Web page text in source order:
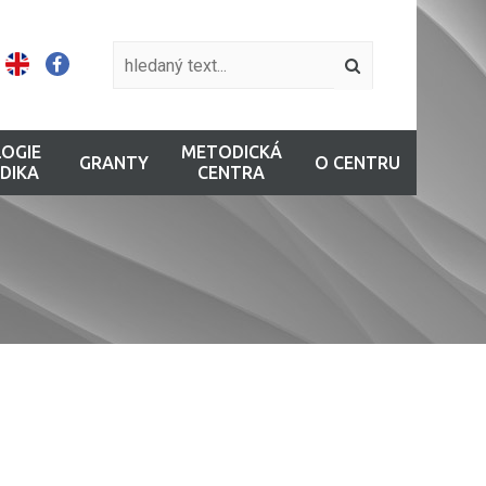
GRANTY
METODICKÁ
CENTRA
O CENTRU